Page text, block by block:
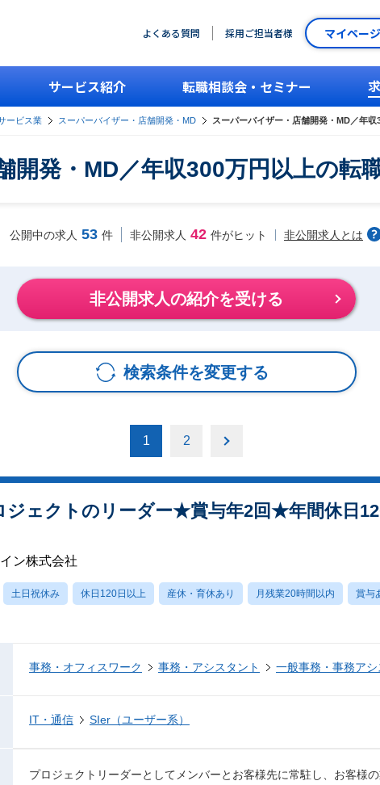
よくある質問 採用ご担当者様 マイペー
サービス紹介 転職相談会・セミナー
ービス業 スーパーバイザー・店舗開発・MD スーパーバイザー・店舗開発・MD／年
開発・MD／年収300万円以上の転
公開中の求人 53 件 非公開求人 42 件がヒット 非公開求人とは
非公開求人の紹介を受ける
検索条件を変更する
1 2
ジェクトのリーダー★賞与年2回★年間休日
ン株式会社
土日祝休み 休日120日以上 産休・育休あり 月残業20時間以内 賞与
事務・オフィスワーク 事務・アシスタント 一般事務・事務アシ
IT・通信 SIer（ユーザー系）
プロジェクトリーダーとしてメンバーとお客様先に常駐し、お客様